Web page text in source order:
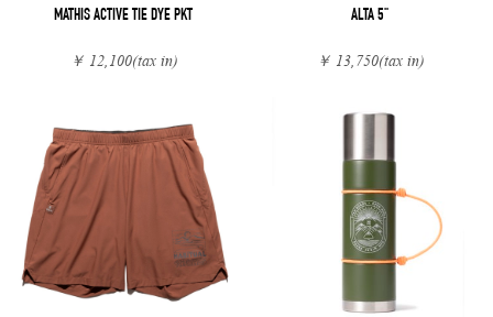
MATHIS ACTIVE TIE DYE PKT
￥ 12,100(tax in)
ALTA 5"
￥ 13,750(tax in)